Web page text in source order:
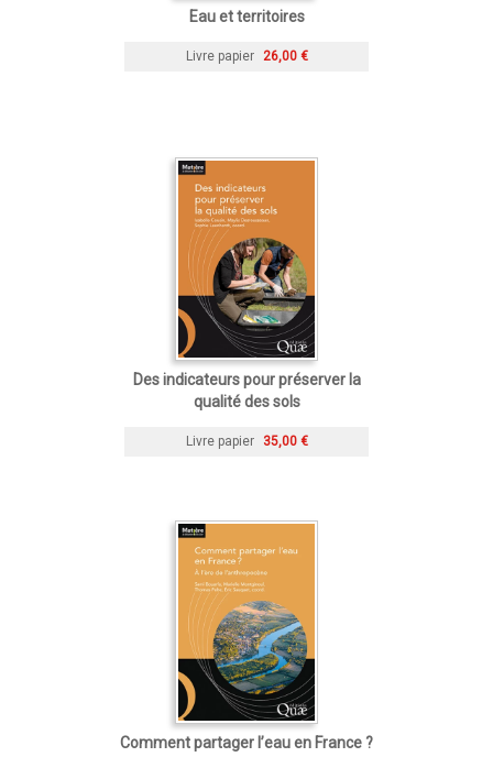
Eau et territoires
Livre papier 26,00 €
Des indicateurs pour préserver la
qualité des sols
Livre papier 35,00 €
Comment partager l’eau en France ?